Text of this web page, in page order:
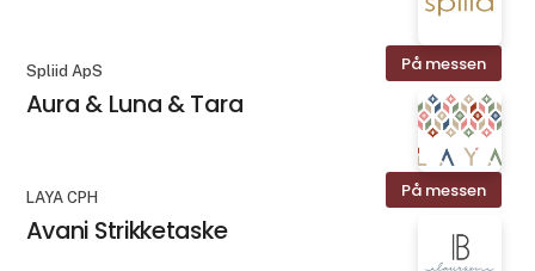
På messen
Spliid ApS
Aura & Luna & Tara
På messen
LAYA CPH
Avani Strikketaske